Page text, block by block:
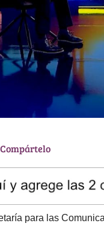
TCompártelo
para las